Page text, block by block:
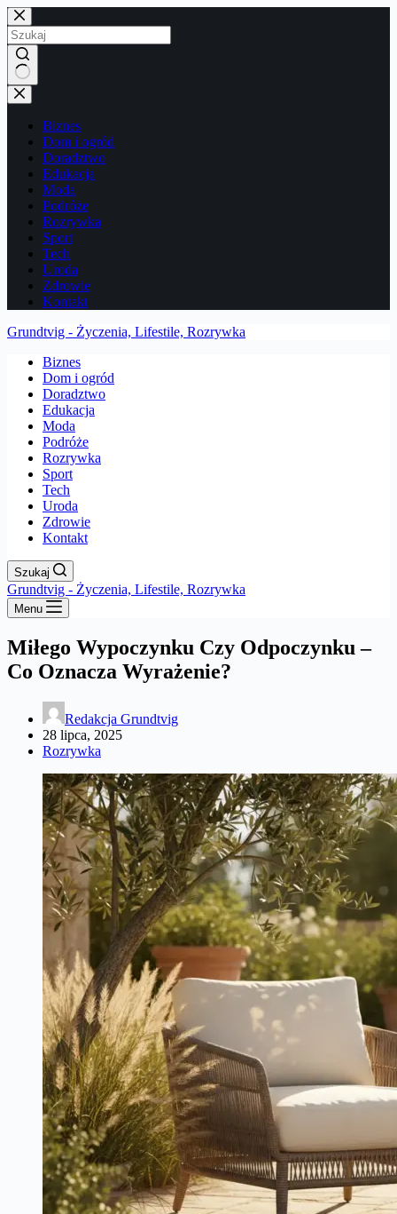
Przejdź
do
treści
Brak
wyników
Biznes
Dom i ogród
Doradztwo
Edukacja
Moda
Podróże
Rozrywka
Sport
Tech
Uroda
Zdrowie
Kontakt
Grundtvig - Życzenia, Lifestile, Rozrywka
Biznes
Dom i ogród
Doradztwo
Edukacja
Moda
Podróże
Rozrywka
Sport
Tech
Uroda
Zdrowie
Kontakt
Szukaj
Grundtvig - Życzenia, Lifestile, Rozrywka
Menu
Miłego Wypoczynku Czy Odpoczynku –
Co Oznacza Wyrażenie?
Redakcja Grundtvig
28 lipca, 2025
Rozrywka